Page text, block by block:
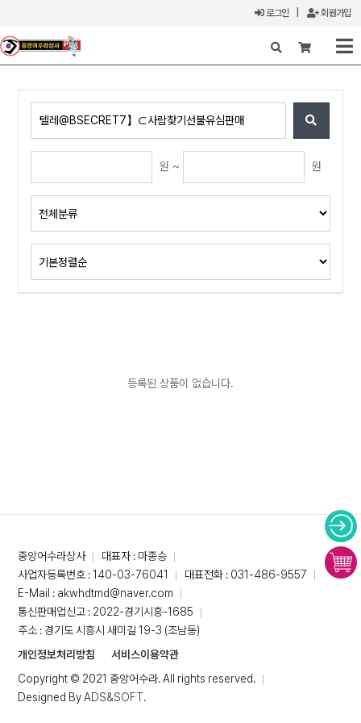
로그인 회원가입
X
원 ~ 원
등록된 상품이 없습니다.
중앙어수라상사
대표자 : 마종승
사업자등록번호 : 140-03-76041
대표전화 : 031-486-9557
E-Mail : akwhdtmd@naver.com
통신판매업신고 : 2022-경기시흥-1685
주소 : 경기도 시흥시 새미길 19-3 (조남동)
개인정보처리방침
서비스이용약관
Copyright © 2021 중앙어수라. All rights reserved.
Designed ByADS&SOFT.